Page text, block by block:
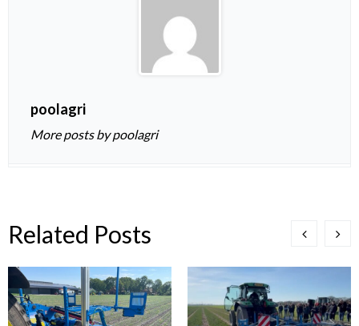
poolagri
More posts by poolagri
Related Posts